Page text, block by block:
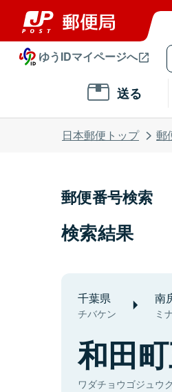
ゆうIDマイページへ
送る
日本郵便トップ 郵
郵便番号検索
検索結果
千葉県
チバケン
南
ミ
和田
ワダチョウゴジュウ